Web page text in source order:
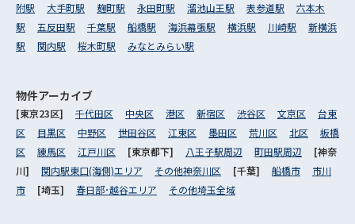
附駅
大手町駅 麹町駅 永田町駅 溜池山王駅 表参道駅
六本木
駅
五反田駅 千葉駅 船橋駅 海浜幕張駅 横浜駅 川崎駅
新横浜
駅
関内駅 桜木町駅 みなとみらい駅
物件アーカイブ
[東京23区] 千代田区 中央区 港区 新宿区 渋谷区 文京区
台東
区
目黒区 中野区 世田谷区 江東区 墨田区 荒川区 北区
板橋
区
練馬区 江戸川区 [東京都下] 八王子駅周辺 町田駅周辺
[神奈
川] 関内駅東口(海側)エリア その他神奈川区 [千葉] 船橋市
市川
市
[埼玉] 春日部･越谷エリア その他埼玉全域